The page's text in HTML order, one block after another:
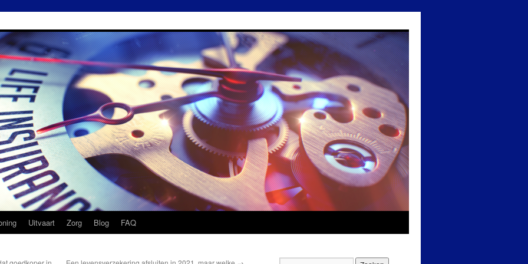
Uitvaart Zorg Blog FAQ